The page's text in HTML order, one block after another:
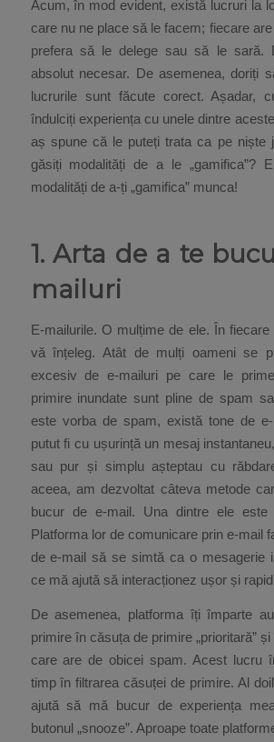
Acum, în mod evident, există lucruri la
care nu ne place să le facem; fiecare
prefera să le delege sau să le sară.
absolut necesar. De asemenea, doriți
lucrurile sunt făcute corect. Așadar,
îndulciți experiența cu unele dintre
aș spune că le puteți trata ca pe niște
găsiți modalități de a le „gamifica”?
modalități de a-ți „gamifica” munca!
1. Arta de a te
mailuri
E-mailurile. O mulțime de ele. În
vă înțeleg. Atât de mulți oameni se
excesiv de e-mailuri pe care le
primire inundate sunt pline de spam
este vorba de spam, există tone de
putut fi cu ușurință un mesaj
sau pur și simplu așteptau cu
aceea, am dezvoltat câteva metode
bucur de e-mail. Una dintre ele este
Platforma lor de comunicare prin e-mail
de e-mail să se simtă ca o mesagerie
ce mă ajută să interacționez ușor și
De asemenea, platforma îți împarte
primire în căsuța de primire „prioritară” și
care are de obicei spam. Acest lucru
timp în filtrarea căsuței de primire. Al
ajută să mă bucur de experiența
butonul „snooze”. Aproape toate